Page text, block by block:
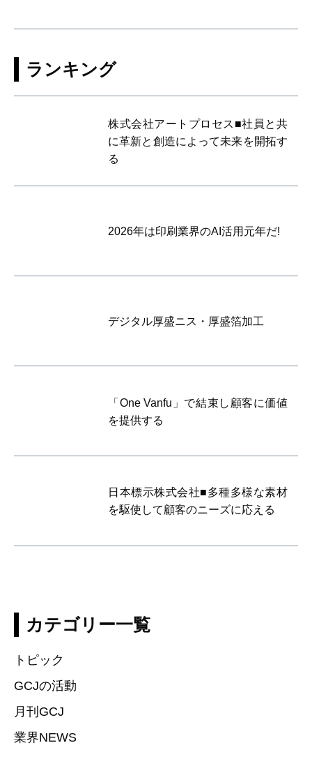
ランキング
株式会社アートプロセス■社員と共
に革新と創造によって未来を開拓す
る
2026年は印刷業界のAI活用元年だ!
デジタル厚盛ニス・厚盛箔加工
「One Vanfu」で結束し顧客に価値
を提供する
日本標示株式会社■多種多様な素材
を駆使して顧客のニーズに応える
カテゴリー一覧
トピック
GCJの活動
月刊GCJ
業界NEWS